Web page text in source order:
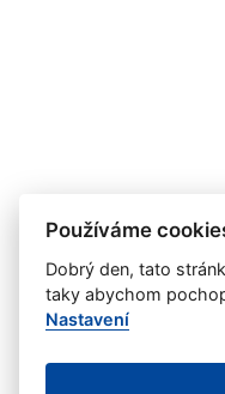
Používáme
Dobrý den, tato
taky abychom
Nastavení